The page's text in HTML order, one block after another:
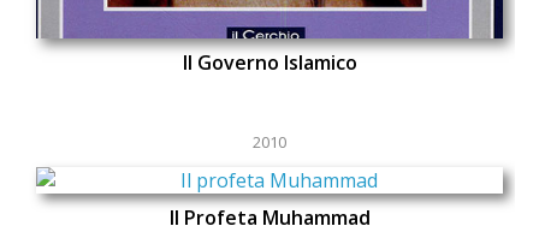
Il Governo Islamico
2010
Il Profeta Muhammad